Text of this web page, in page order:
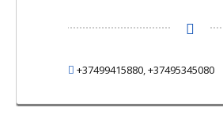
+37499415880,+37495345080